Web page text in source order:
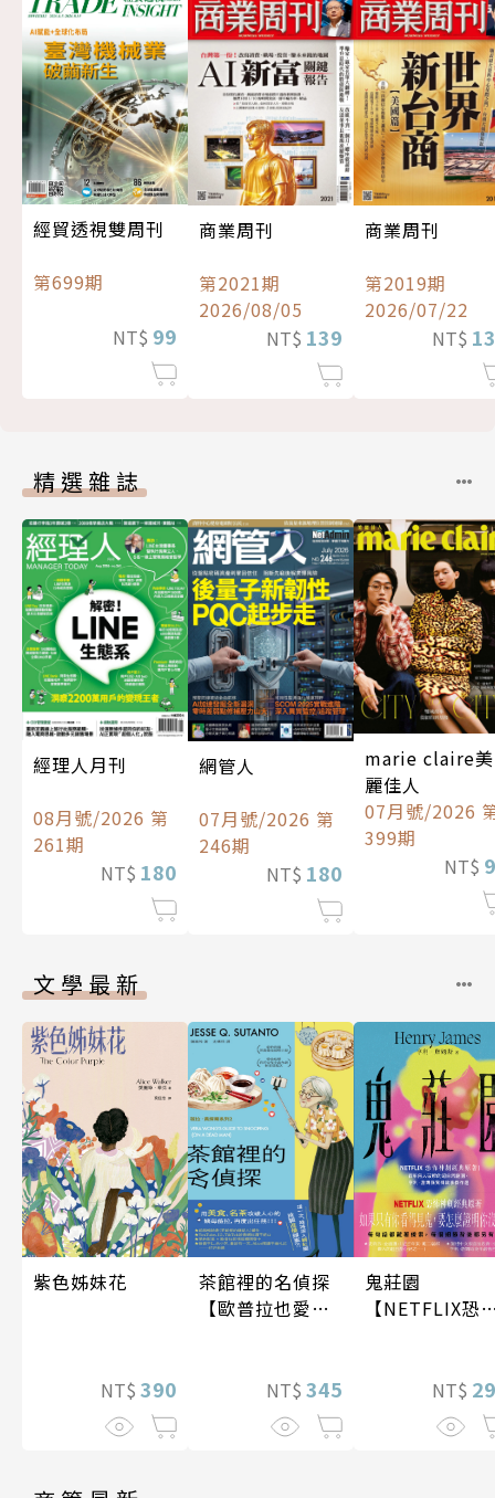
經貿透視雙周刊
第699期
NT$ 99
商業周刊
第2021期
2026/08/05
NT$ 139
商業周刊
第2019期
2026/07/22
NT$
精選雜誌
經理人月刊
08月號/2026 第
261期
NT$ 180
網管人
07月號/2026 第
246期
NT$ 180
marie claire美
麗佳人
07月號/2026
399期
NT$
文學最新
紫色姊妹花
NT$ 390
茶館裡的名偵探
【歐普拉也愛！
《茶館裡的嫌疑
人》續作】
NT$ 345
鬼莊園
【NETFLIX恐
NT$